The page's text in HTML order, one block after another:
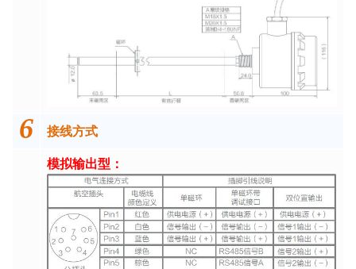
6 接线方式
模拟输出型：